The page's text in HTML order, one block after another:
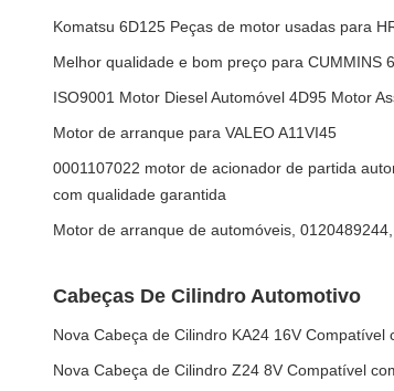
Komatsu 6D125 Peças de motor usadas para
Melhor qualidade e bom preço para CUMMINS
ISO9001 Motor Diesel Automóvel 4D95 Motor
Motor de arranque para VALEO A11VI45
0001107022 motor de acionador de partida
com qualidade garantida
Motor de arranque de automóveis,
Cabeças De Cilindro Automotivo
Nova Cabeça de Cilindro KA24 16V Compatível
Nova Cabeça de Cilindro Z24 8V Compatível